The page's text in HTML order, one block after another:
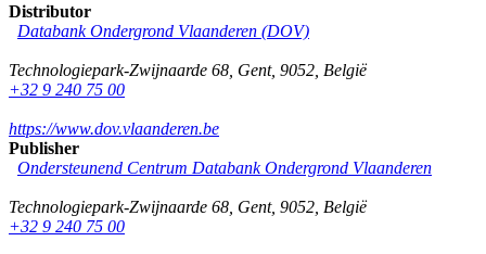
Distributor
Databank Ondergrond Vlaanderen (DOV)
Technologiepark-Zwijnaarde 68 Gent, 9052 België
+32 9 240 75 00
https://www.dov.vlaanderen.be
Publisher
Ondersteunend Centrum Databank Ondergrond Vlaanderen
Technologiepark-Zwijnaarde 68 Gent, 9052 België
+32 9 240 75 00